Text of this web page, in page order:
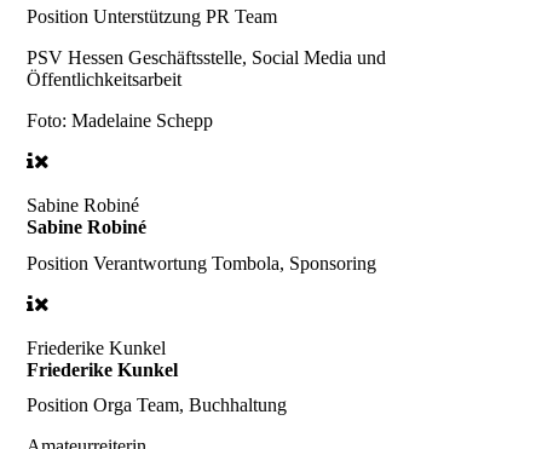
PositionUnterstützung PR Team
PSV Hessen Geschäftsstelle, Social Media und
Öffentlichkeitsarbeit
Foto: Madelaine Schepp
Sabine Robiné
Sabine Robiné
PositionVerantwortung Tombola, Sponsoring
Friederike Kunkel
Friederike Kunkel
PositionOrga Team, Buchhaltung